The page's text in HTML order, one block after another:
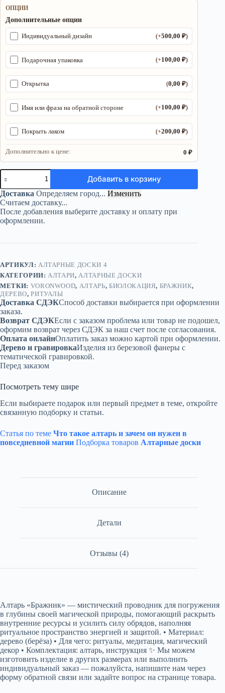
ОПЦИИ
Дополнительные опции
Индивидуальный дизайн (+500,00₽)
Подарочная упаковка (+100,00₽)
Открытка (0,00₽)
Имя или фраза на обратной стороне (+100,00₽)
Покрыть лаком (+200,00₽)
Дополнительно к цене: 0 ₽
Количество
товара
Алтарь
Бражник
—
След
силы
Добавить в корзину
Доставка Определяем город... Изменить
Считаем доставку...
После добавления выберите доставку и оплату при
оформлении.
АРТИКУЛ: АЛТАРНЫЕ ДОСКИ 4
КАТЕГОРИИ: АЛТАРИ, АЛТАРНЫЕ ДОСКИ
МЕТКИ: VORONWOOD, АЛТАРЬ, БИОЛОКАЦИЯ, БРАЖНИК,
ДЕРЕВО,РИТУАЛЫ
Доставка СДЭКСпособ доставки выбирается при оформлении
заказа.
Возврат СДЭКЕсли с заказом проблема или товар не подошел,
оформим возврат через СДЭК за наш счет после согласования.
Оплата онлайнОплатить заказ можно картой при оформлении.
Дерево и гравировкаИзделия из березовой фанеры с
тематической гравировкой.
Перед заказом
Посмотреть тему шире
Если выбираете подарок или первый предмет в теме, откройте
связанную подборку и статьи.
Статья по теме Что такое алтарь и зачем он нужен в
повседневной магии Подборка товаров Алтарные доски
Описание
Детали
Отзывы (4)
Алтарь «Бражник» — мистический проводник для погружения
в глубины своей магической природы, помогающий раскрыть
внутренние ресурсы и усилить силу обрядов, наполняя
ритуальное пространство энергией и защитой. • Материал:
дерево (берёза) • Для чего: ритуалы, медитация, магический
декор • Комплектация: алтарь, инструкция ✨ Мы можем
изготовить изделие в других размерах или выполнить
индивидуальный заказ — пожалуйста, напишите нам через
форму обратной связи или задайте вопрос на странице товара.